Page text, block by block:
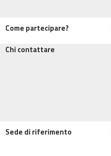
Come partecipare?
Chi contattare
Sede di riferimento